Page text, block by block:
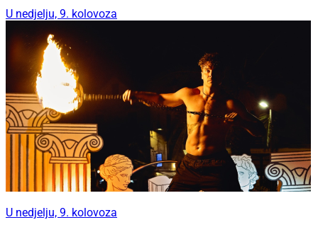
U nedjelju, 9. kolovoza
U nedjelju, 9. kolovoza